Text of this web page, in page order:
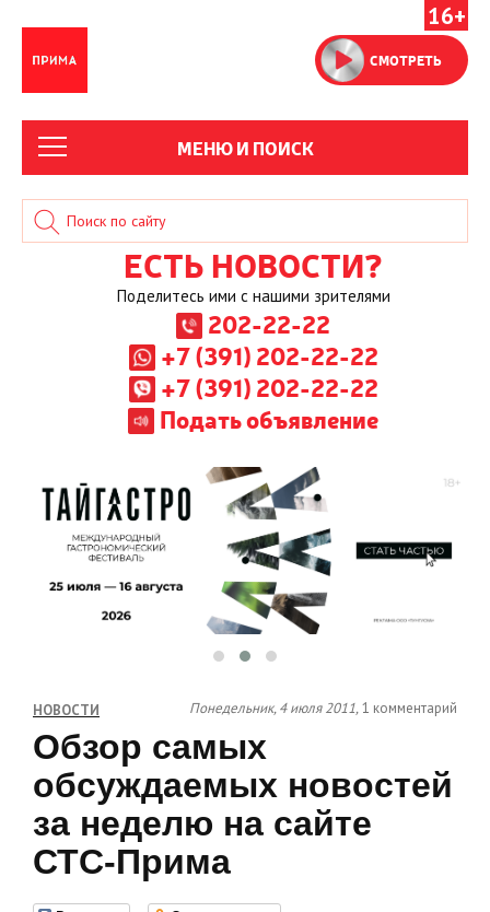
16+
СМОТРЕТЬ
МЕНЮ И ПОИСК
ЕСТЬ НОВОСТИ?
Поделитесь ими с нашими зрителями
202-22-22
+7 (391) 202-22-22
+7 (391) 202-22-22
Подать объявление
НОВОСТИ Понедельник, 4 июля 2011,1 комментарий
Обзор самых
обсуждаемых новостей
за неделю на сайте
СТС-Прима